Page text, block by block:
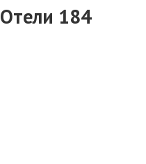
Отели 184